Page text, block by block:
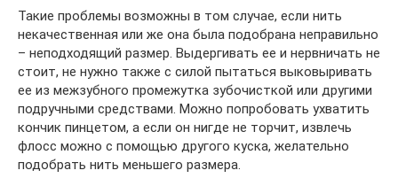
Такие проблемы возможны в том случае, если нить
некачественная или же она была подобрана неправильно
– неподходящий размер. Выдергивать ее и нервничать не
стоит, не нужно также с силой пытаться выковыривать
ее из межзубного промежутка зубочисткой или другими
подручными средствами. Можно попробовать ухватить
кончик пинцетом, а если он нигде не торчит, извлечь
флосс можно с помощью другого куска, желательно
подобрать нить меньшего размера.